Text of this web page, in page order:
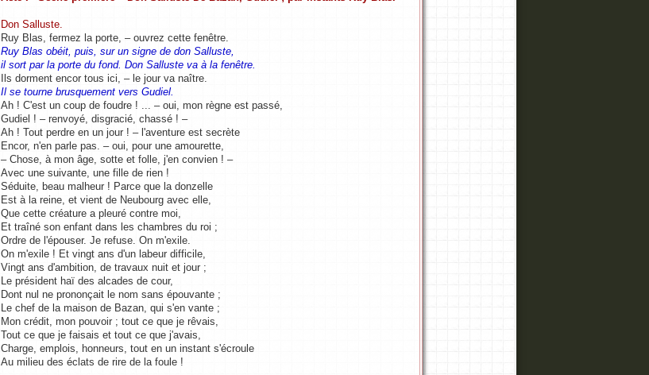
Don Salluste.
Ruy Blas, fermez la porte, – ouvrez cette fenêtre.
Ruy Blas obéit, puis, sur un signe de don Salluste,
il sort par la porte du fond. Don Salluste va à la fenêtre.
Ils dorment encor tous ici, – le jour va naître.
Il se tourne brusquement vers Gudiel.
Ah ! C'est un coup de foudre ! ... – oui, mon règne est passé,
Gudiel ! – renvoyé, disgracié, chassé ! –
Ah ! Tout perdre en un jour ! – l'aventure est secrète
Encor, n'en parle pas. – oui, pour une amourette,
– Chose, à mon âge, sotte et folle, j'en convien ! –
Avec une suivante, une fille de rien !
Séduite, beau malheur ! Parce que la donzelle
Est à la reine, et vient de Neubourg avec elle,
Que cette créature a pleuré contre moi,
Et traîné son enfant dans les chambres du roi ;
Ordre de l'épouser. Je refuse. On m'exile.
On m'exile ! Et vingt ans d'un labeur difficile,
Vingt ans d'ambition, de travaux nuit et jour ;
Le président haï des alcades de cour,
Dont nul ne prononçait le nom sans épouvante ;
Le chef de la maison de Bazan, qui s'en vante ;
Mon crédit, mon pouvoir ; tout ce que je rêvais,
Tout ce que je faisais et tout ce que j'avais,
Charge, emplois, honneurs, tout en un instant s'écroule
Au milieu des éclats de rire de la foule !